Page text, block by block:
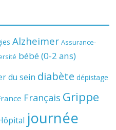
Alzheimer Assurance-
bébé (0-2 ans)
du sein diabète dépistage
Français Grippe
journée